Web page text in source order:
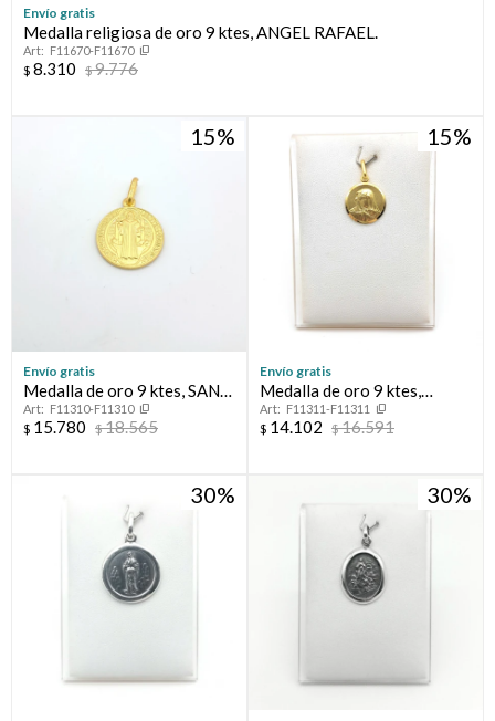
Envío gratis
Medalla religiosa de oro 9 ktes, ANGEL RAFAEL.
F11670-F11670
$ 8.310 $9.776
15
Envío gratis
Medalla de oro 9 ktes, SAN
BENITO.
F11310-F11310
$ 15.780 $18.565
15
Envío gratis
Medalla de oro 9 ktes,
VIRGEN MARIA.
F11311-F11311
$ 14.102 $16.591
30 30